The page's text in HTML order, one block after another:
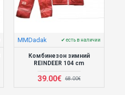
MMDadak ✔ есть в наличии
Комбинезон зимний
REINDEER 104 cm
39.00€ 68.00€